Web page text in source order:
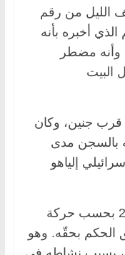
1:45 بعد منتصف الليل من رقم
أخبره بأنه
وأنه مضطر
البيت
جنين، وكان
وحكم عليه بالسجن مدى
إلياهو
أمّا نفيعات فاعتُقل في العام 2020 بحسب حركة
الحكم بحقّه. وهو